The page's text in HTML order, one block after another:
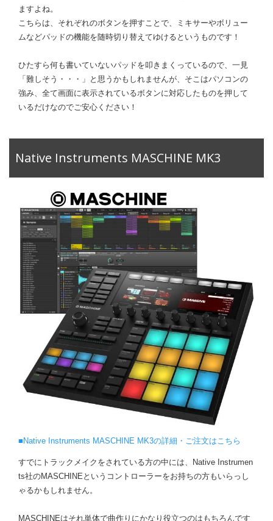
ますよね。
こちらは、それぞれのボタンを押すことで、ミキサーやボリュー
ムなどパッドの機能を随時切り替えてゆけるというものです！
ひたすら何も書いていないパッドを叩きまくっているので、一見
「難しそう・・・」と思うかもしれませんが、そこはパソコンの
強み、全て画面に表示されているボタンに対応したものを押して
いるだけなのでご安心ください！
Native Instruments MASCHINE MK3
■Native Instruments MASCHINE MK3の詳細・ご注文はこちら
すでにトラックメイクをされている方の中には、Native Instrumen
ts社のMASCHINEというコントローラーをお持ちの方もいらっし
ゃるかもしれません。
MASCHINEはそれ単体で曲作りにかなり役立つのはもちろんです